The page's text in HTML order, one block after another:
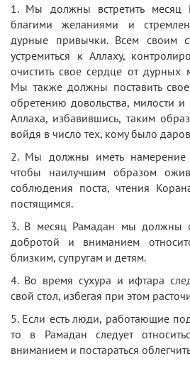
1. Мы должны встретить месяц
благими желаниями и
дурные привычки. Всем своим
устремиться к Аллаху,
очистить свое сердце от дурных
Мы также должны поставить
обретению довольства, милости
Аллаха, избавившись, таким
войдя в число тех, кому было
2. Мы должны иметь намерение
чтобы наилучшим образом
соблюдения поста, чтения
постящимся.
3. В месяц Рамадан мы должны
добротой и вниманием
близким, супругам и детям.
4. Во время сухура и ифтара
свой стол, избегая при этом
5. Если есть люди, работающие
то в Рамадан следует
вниманием и постараться